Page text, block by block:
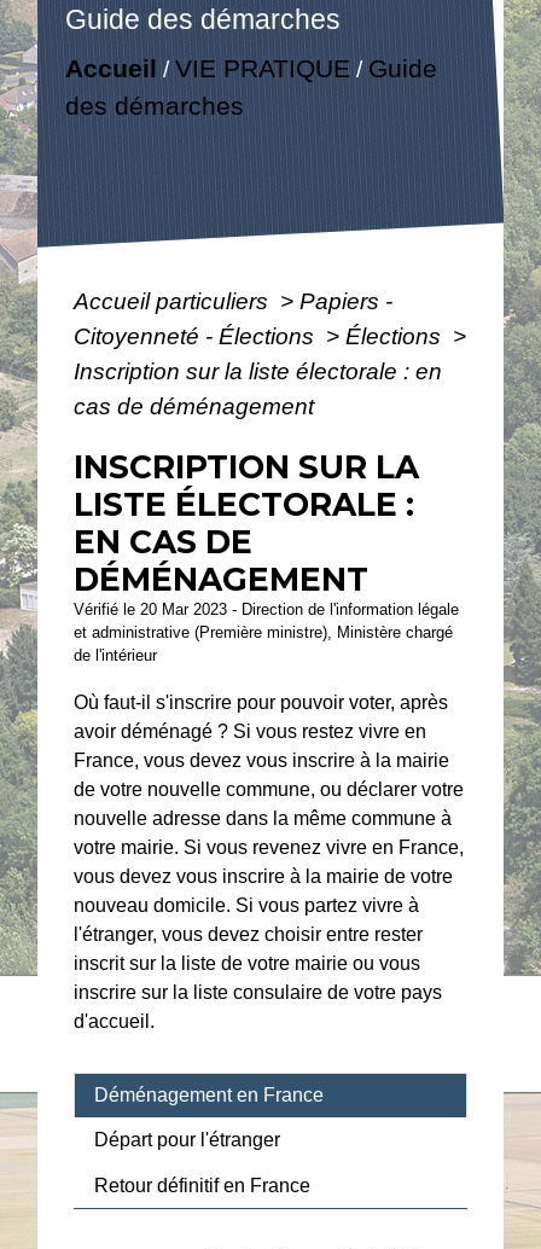
Guide des démarches
Accueil /VIE PRATIQUE / Guide
des démarches
Accueil particuliers > Papiers -
Citoyenneté - Élections > Élections >
Inscription sur la liste électorale : en
cas de déménagement
INSCRIPTION SUR LA
LISTE ÉLECTORALE :
EN CAS DE
DÉMÉNAGEMENT
Vérifié le 20 Mar 2023 - Direction de l'information légale
et administrative (Première ministre), Ministère chargé
de l'intérieur
Où faut-il s'inscrire pour pouvoir voter, après
avoir déménagé ? Si vous restez vivre en
France, vous devez vous inscrire à la mairie
de votre nouvelle commune, ou déclarer votre
nouvelle adresse dans la même commune à
votre mairie. Si vous revenez vivre en France,
vous devez vous inscrire à la mairie de votre
nouveau domicile. Si vous partez vivre à
l'étranger, vous devez choisir entre rester
inscrit sur la liste de votre mairie ou vous
inscrire sur la liste consulaire de votre pays
d'accueil.
Déménagement en France
Départ pour l'étranger
Retour définitif en France